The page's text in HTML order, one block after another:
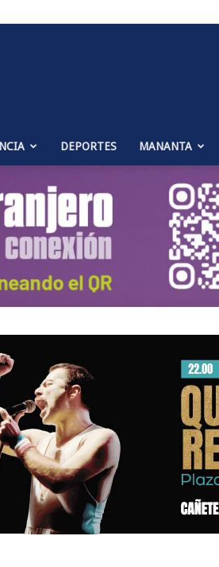
Genil
Noticias
DEPORTES MANANTA